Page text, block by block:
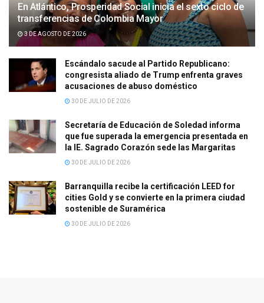
En Atlántico, Prosperidad Social inicia el sexto ciclo de
transferencias de Colombia Mayor
3 DE AGOSTO DE 2026
Escándalo sacude al Partido Republicano:
congresista aliado de Trump enfrenta graves
acusaciones de abuso doméstico
30 DE JULIO DE 2026
Secretaría de Educación de Soledad informa
que fue superada la emergencia presentada en
la IE. Sagrado Corazón sede las Margaritas
30 DE JULIO DE 2026
Barranquilla recibe la certificación LEED for
cities Gold y se convierte en la primera ciudad
sostenible de Suramérica
30 DE JULIO DE 2026